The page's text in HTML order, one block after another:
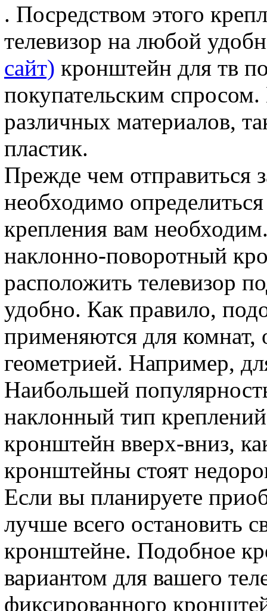
. Посредством этого
телевизор на любой
сайт) кронштейн для тв
покупательским
различных материалов,
пластик.
Прежде чем отправиться
необходимо
крепления вам
наклонно-поворотный
расположить телевизор
удобно. Как правило,
применяются для
геометрией. Например,
Наибольшей
наклонный тип
кронштейн вверх-вниз,
кронштейны стоят
Если вы планируете
лучше всего остановить
кронштейне. Подобное
вариантом для вашего
фиксированного